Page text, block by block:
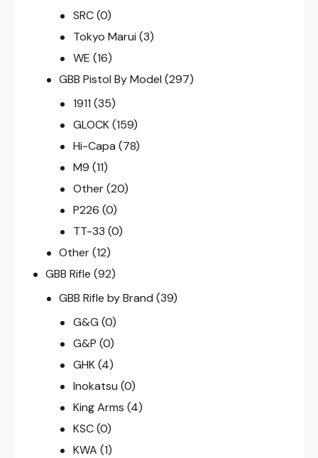
SRC (0)
Tokyo Marui (3)
WE (16)
GBB Pistol By Model (297)
1911 (35)
GLOCK (159)
Hi-Capa (78)
M9 (11)
Other (20)
P226 (0)
TT-33 (0)
Other (12)
GBB Rifle (92)
GBB Rifle by Brand (39)
G&G (0)
G&P (0)
GHK (4)
Inokatsu (0)
King Arms (4)
KSC (0)
KWA (1)